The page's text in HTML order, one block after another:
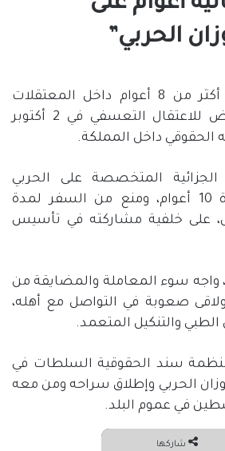
أعوام على
الحربي”
قضى فوزان الحربي أكثر من 8 أعوام داخل المعتقلات
الحكومية، حيث تعرض للاعتقال التعسفي في 2 أكتوبر
المتخصصة على الحربي
بالحبس الجائر لمدة 10 أعوام، ومنع من السفر لمدة
على خلفية مشاركته في تأسيس
واجه سوء المعاملة والمضايقة من
ولاقى صعوبة في التواصل مع أهله،
الطبي والتنكيل المتعمد.
سند الحقوقية السلطات في
الحربي وإطلاق سراحه ومن معه
في عموم البلد.
شاركها